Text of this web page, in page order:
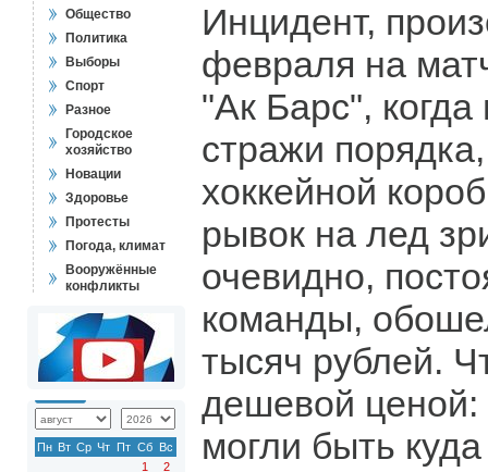
Общество
Политика
Выборы
Спорт
Разное
Городское
хозяйство
Новации
Здоровье
Протесты
Погода, климат
Вооружённые
конфликты
Пн Вт Ср Чт Пт Сб Вс
1
2
Инцидент,
февраля на
"Ак Барс",
стражи
хоккейной
рывок на лед
очевидно,
команды,
тысяч рублей.
дешевой
могли быть